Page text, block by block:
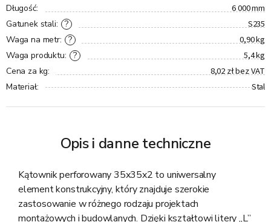
Długość: 6 000 mm
?
Gatunek stali: S235
?
Waga na metr: 0,90 kg
?
Waga produktu: 5,4 kg
Cena za kg: 8,02 zł bez VAT
Materiał: Stal
Opis i danne techniczne
Kątownik perforowany 35x35x2 to uniwersalny
element konstrukcyjny, który znajduje szerokie
zastosowanie w różnego rodzaju projektach
montażowych i budowlanych. Dzięki kształtowi litery „L”